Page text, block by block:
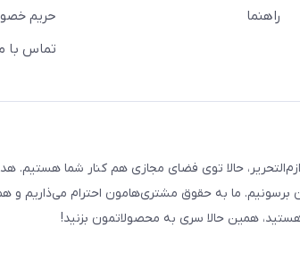
راهنما
حریم
تماس با
حالا توی فضای مجازی هم کنار شما هستیم.
ما به حقوق مشتری‌هامون احترام می‌ذاریم
همین حالا سری به محصولاتمون بزنید!